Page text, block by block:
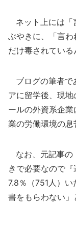
ネット上には「
ぶやきに、「言
だけ毒されている
ブログの筆者で
アに留学後、現
ールの外資系企
業の労働環境の息
なお、元記事の
きで必要なので
7.8％（751人）
書をもらわない」